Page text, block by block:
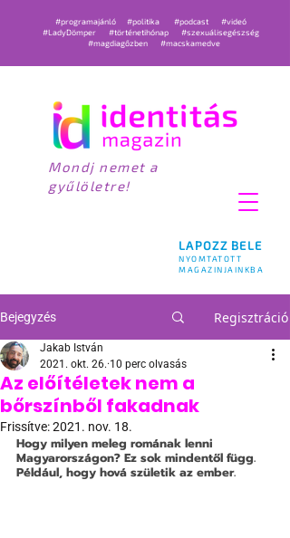
LAPOZZ BELE
NYOMTATOTT
MAGAZINJAINKBA
#programajánló #politika #podcast
#videó
#LadyDömper
#történetihónap
#szexuálisegészség
#magdiagőzben
#macskamedve
Mondj nemet a
gyűlöletre!
Bejegyzés Regisztráció
Az előítéletek nem a
bőrszínből fakadnak
Jakab István
2021. okt. 26. 10 perc olvasás
Frissítve:2021. nov. 18.
Hogy milyen meleg romának lenni
Magyarországon? Ez sok mindentől függ.
Például, hogy hová születik az ember.